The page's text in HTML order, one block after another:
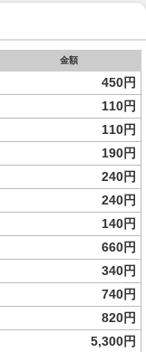
金額
450円
110円
110円
190円
240円
240円
140円
660円
340円
740円
820円
5,300円